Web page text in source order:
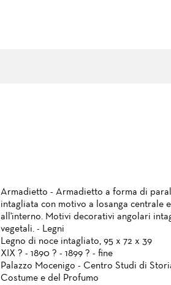
Armadietto - Armadietto a forma di
intagliata con motivo a losanga centrale
all'interno. Motivi decorativi angolari
vegetali. - Legni
Legno di noce intagliato, 95 x 72 x 39
XIX ? - 1890 ? - 1899 ? - fine
Palazzo Mocenigo - Centro Studi di
Costume e del Profumo